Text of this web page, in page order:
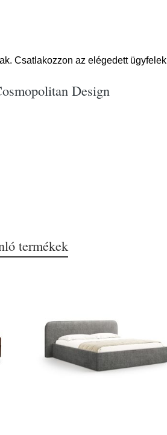
Csatlakozzon az elégedett
Design
termékek